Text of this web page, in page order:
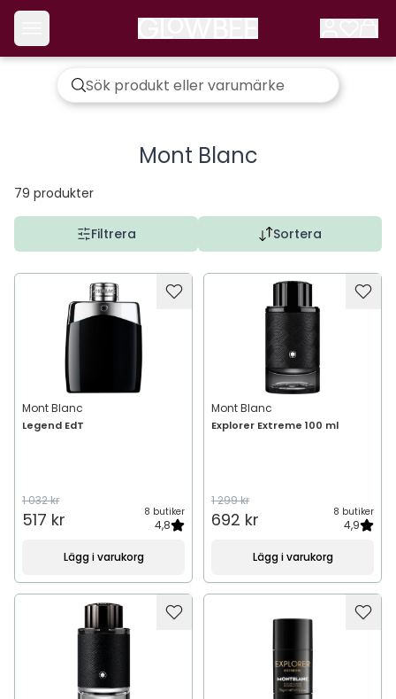
Mont Blanc
79 produkter
Filtrera Sortera
Mont Blanc
Legend EdT
1 032 kr
517 kr 8 butiker
4,8
Lägg i varukorg
Mont Blanc
Explorer Extreme 100 ml
1 299 kr
692 kr 8 butiker
4,9
Lägg i varukorg